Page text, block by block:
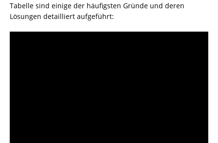
Tabelle sind einige der häufigsten Gründe und deren
Lösungen detailliert aufgeführt: